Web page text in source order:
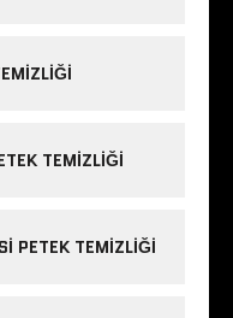
TEMIZLIĞI
PETEK TEMIZLIĞI